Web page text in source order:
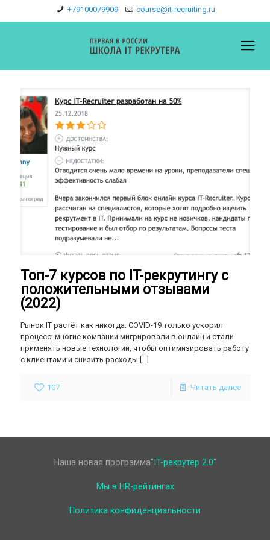
+79100079909 course@it-recruiting.ru
Топ-7 курсов по IT-рекрутингу с
положительными отзывами
(2022)
Рынок IT растёт как никогда. COVID-19 только ускорил
процесс: многие компании мигрировали в онлайн и стали
применять новые технологии, чтобы оптимизировать работу
с клиентами и снизить расходы […]
107 Читать далее
Наша новая программа"IT-рекрутер 2.0"
Мы в HR-рейтингах
Политика конфиденциальности